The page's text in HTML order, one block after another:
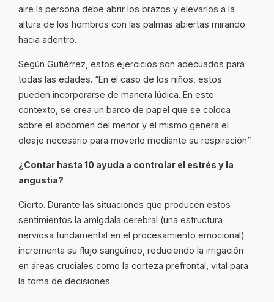
aire la persona debe abrir los brazos y elevarlos a la
altura de los hombros con las palmas abiertas mirando
hacia adentro.
Según Gutiérrez, estos ejercicios son adecuados para
todas las edades. “En el caso de los niños, estos
pueden incorporarse de manera lúdica. En este
contexto, se crea un barco de papel que se coloca
sobre el abdomen del menor y él mismo genera el
oleaje necesario para moverlo mediante su respiración”.
¿Contar hasta 10 ayuda a controlar el estrés y la
angustia?
Cierto. Durante las situaciones que producen estos
sentimientos la amígdala cerebral (una estructura
nerviosa fundamental en el procesamiento emocional)
incrementa su flujo sanguíneo, reduciendo la irrigación
en áreas cruciales como la corteza prefrontal, vital para
la toma de decisiones.